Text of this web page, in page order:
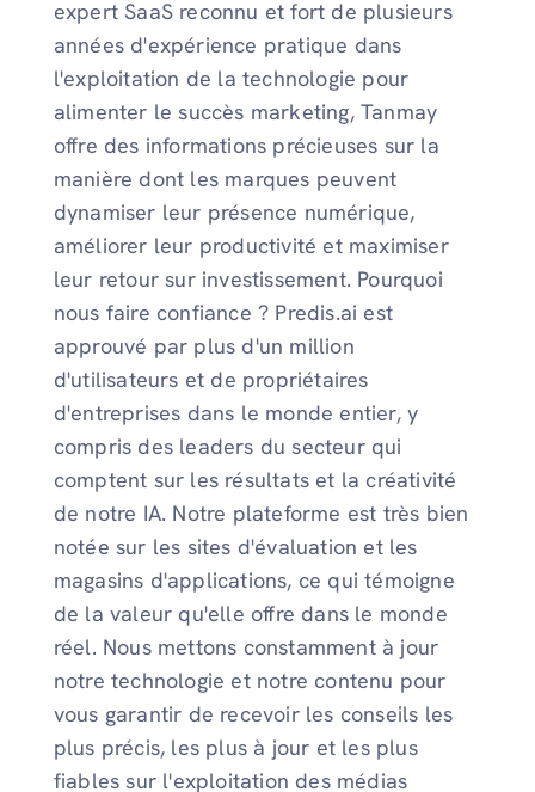
expert SaaS reconnu et fort de plusieurs
années d'expérience pratique dans
l'exploitation de la technologie pour
alimenter le succès marketing, Tanmay
offre des informations précieuses sur la
manière dont les marques peuvent
dynamiser leur présence numérique,
améliorer leur productivité et maximiser
leur retour sur investissement. Pourquoi
nous faire confiance ? Predis.ai est
approuvé par plus d'un million
d'utilisateurs et de propriétaires
d'entreprises dans le monde entier, y
compris des leaders du secteur qui
comptent sur les résultats et la créativité
de notre IA. Notre plateforme est très bien
notée sur les sites d'évaluation et les
magasins d'applications, ce qui témoigne
de la valeur qu'elle offre dans le monde
réel. Nous mettons constamment à jour
notre technologie et notre contenu pour
vous garantir de recevoir les conseils les
plus précis, les plus à jour et les plus
fiables sur l'exploitation des médias